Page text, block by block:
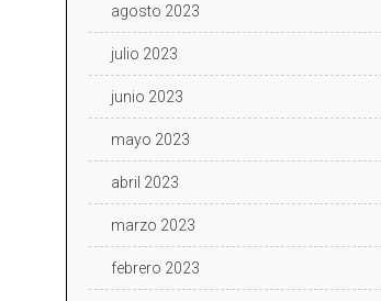
agosto 2023
julio 2023
junio 2023
mayo 2023
abril 2023
marzo 2023
febrero 2023